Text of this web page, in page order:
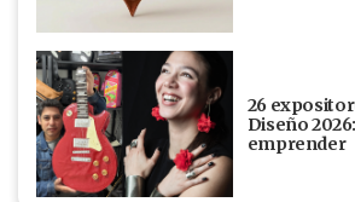
26
Diseño
emprender